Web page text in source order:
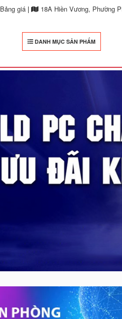
Bảng giá| 18A Hiền Vương, Phường
DANH MỤC SẢN PHẨM